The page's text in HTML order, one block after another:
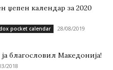
џепен календар за 2020
pocket calendar 28/08/2019
благословил Македонија!
2018